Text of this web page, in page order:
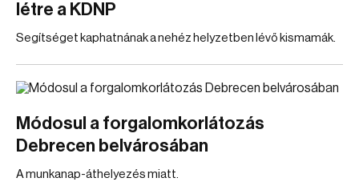
létre a KDNP
Segítséget kaphatnának a nehéz helyzetben lévő kismamák.
Módosul a forgalomkorlátozás
Debrecen belvárosában
A munkanap-áthelyezés miatt.